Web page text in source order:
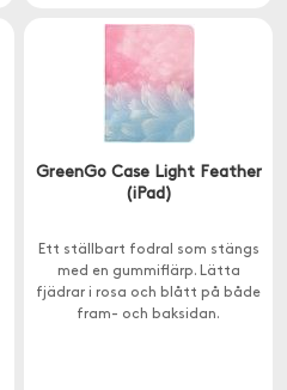
GreenGo Case Light Feather
(iPad)
Ett ställbart fodral som stängs
med en gummiflärp. Lätta
fjädrar i rosa och blått på både
fram- och baksidan.